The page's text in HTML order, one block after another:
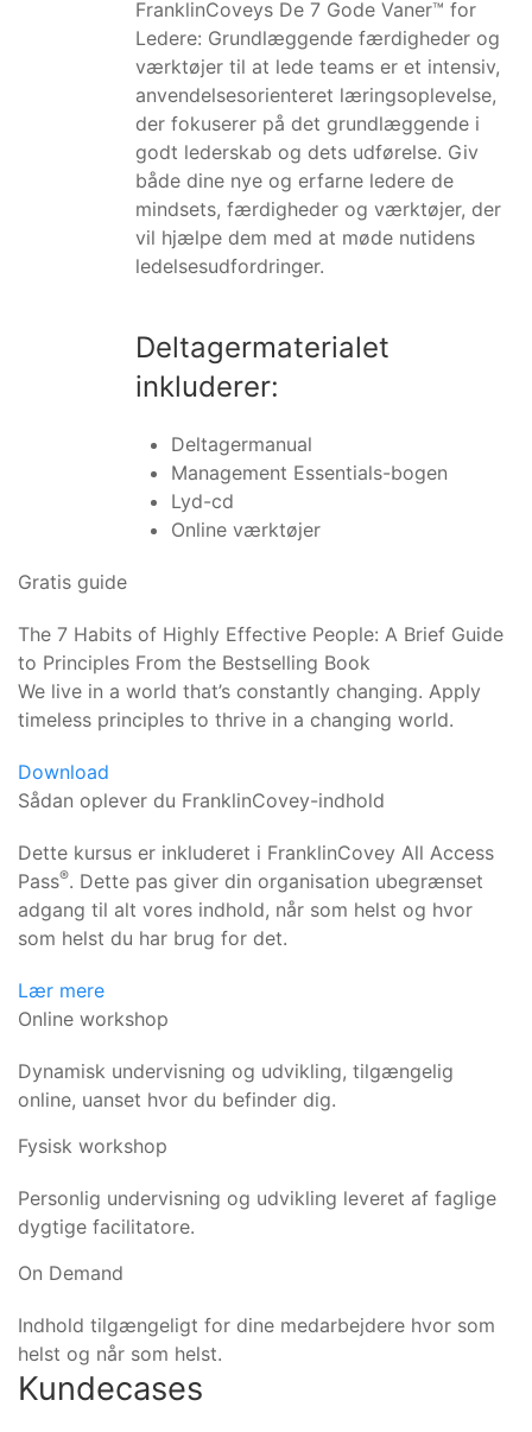
FranklinCoveys De 7 Gode Vaner™ for
Ledere: Grundlæggende færdigheder og
værktøjer til at lede teams er et intensiv,
anvendelsesorienteret læringsoplevelse,
der fokuserer på det grundlæggende i
godt lederskab og dets udførelse. Giv
både dine nye og erfarne ledere de
mindsets, færdigheder og værktøjer, der
vil hjælpe dem med at møde nutidens
ledelsesudfordringer.
Deltagermaterialet
inkluderer:
Deltagermanual
Management Essentials-bogen
Lyd-cd
Online værktøjer
Gratis guide
The 7 Habits of Highly Effective People: A Brief Guide
to Principles From the Bestselling Book
We live in a world that’s constantly changing. Apply
timeless principles to thrive in a changing world.
Download
Sådan oplever du FranklinCovey-indhold
Dette kursus er inkluderet i FranklinCovey All Access
Pass®. Dette pas giver din organisation ubegrænset
adgang til alt vores indhold, når som helst og hvor
som helst du har brug for det.
Lær mere
Online workshop
Dynamisk undervisning og udvikling, tilgængelig
online, uanset hvor du befinder dig.
Fysisk workshop
Personlig undervisning og udvikling leveret af faglige
dygtige facilitatore.
On Demand
Indhold tilgængeligt for dine medarbejdere hvor som
helst og når som helst.
Kundecases